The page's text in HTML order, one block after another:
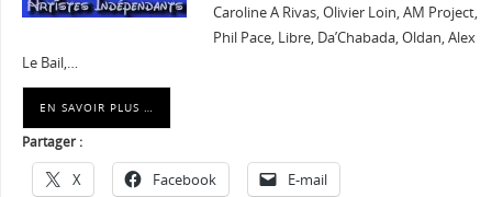
Caroline A Rivas, Olivier Loin, AM Project,
Phil Pace, Libre, Da’Chabada, Oldan, Alex
Le Bail,…
EN SAVOIR PLUS …
Partager :
X Facebook E-mail